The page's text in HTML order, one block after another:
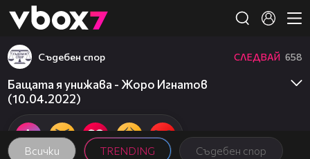
👾
Всички TRENDING Съдебен спор
Съдебен спор СЛЕДВАЙ 658
Бащата я унижава - Жоро Игнатов
(10.04.2022)